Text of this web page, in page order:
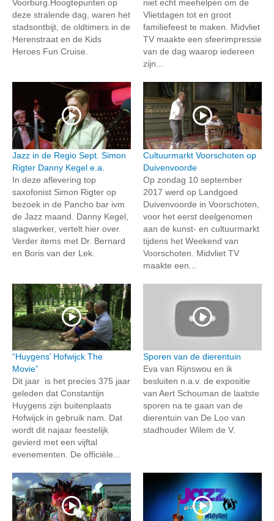
Voorburg.Hoogtepunten op
deze stralende dag, waren het
stadsontbijt, de oldtimers in de
Herenstraat en de Kids
Heroes Fun Cruise.
niet echt meehelpen om de
Vlietdagen tot en groot
familiefeest te maken. Midvliet
TV maakte een sfeerimpressie
van de dag waarop iedereen
zijn...
Jazz in de Regio Sept. Simon
Rigter Danny Kegel e.a.
In deze aflevering top
saxofonist Simon Rigter op
bezoek in de Pancho bar ivm
de Jazz maand. Danny Kegel,
slagwerker, vertelt hier over.
Verder items met Dr. Bernard
en Boris van der Lek.
Cultuurmarkt Voorschoten op
Duivenvoorde
Op zondag 10 september
2017 werd op Landgoed
Duivenvoorde in Voorschoten,
voor het eerst deelgenomen
aan de kunst- en cultuurmarkt
tijdens het Weekend van
Voorschoten. Midvliet TV
maakte een...
“Huygens’ Hofwijck The
Movie”
Dit jaar is het precies 375 jaar
geleden dat Constantijn
Huygens zijn buitenplaats
Hofwijck in gebruik nam. Dat
wordt dit najaar feestelijk
gevierd met een vijftal
evenementen. De officiële...
Sporen van de dierentuin
Eva van Rijnswou en ik
besluiten n.a.v. de expositie
van Aert Schouman de laatste
sporen na te gaan van de
dierentuin van De Loo van
stadhouder Wilem de V.